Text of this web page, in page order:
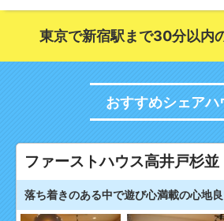
東京で新宿駅まで30分以内
おすすめシェアハ
ファーストハウス高井戸杉並
落ち着きのある中で遊び心満載の心地